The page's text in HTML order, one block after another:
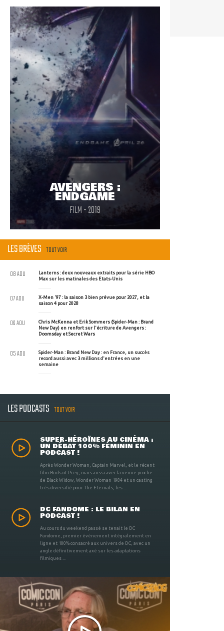
AVENGERS :
ENDGAME
FILM - 2019
LES BRÈVES TOUT VOIR
Lanterns : deux nouveaux extraits pour la série HBO
Max sur les matinales des Etats-Unis
08 AOU
X-Men '97 : la saison 3 bien prévue pour 2027, et la
saison 4 pour 2028
07 AOU
Chris McKenna et Erik Sommers (Spider-Man : Brand
New Day) en renfort sur l'écriture de Avengers :
Doomsday et Secret Wars
06 AOU
Spider-Man : Brand New Day : en France, un succès
record aussi avec 3 millions d'entrées en une
semaine
05 AOU
LES PODCASTS TOUT VOIR
SUPER-HÉROÏNES AU CINÉMA :
UN DÉBAT 100% FÉMININ EN
PODCAST !
Après Wonder Woman, Captain Marvel, et le récent
film Birds of Prey, mais aussi avec la venue proche
de Black Widow, Wonder Woman 1984 et un casting
très diversifié pour The Eternals, les ...
DC FANDOME : LE BILAN EN
PODCAST !
Au cours du weekend passé se tenait le DC
Fandome, premier évènement intégralement en
ligne et 100% consacré aux univers de DC, avec un
angle définitivement axé sur les adaptations
filmiques ...